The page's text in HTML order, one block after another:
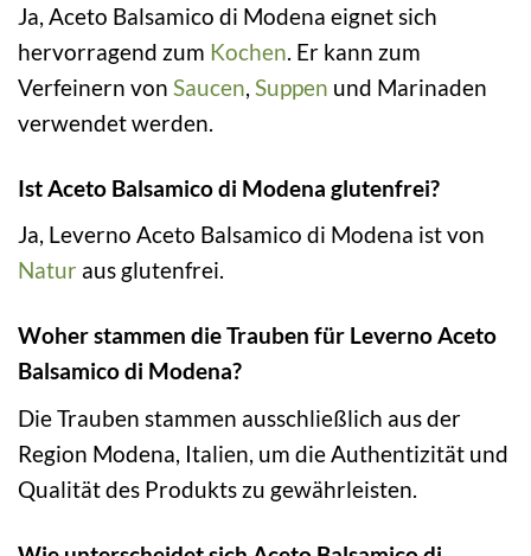
Ja, Aceto Balsamico di Modena eignet sich
hervorragend zum Kochen. Er kann zum
Verfeinern von Saucen, Suppen und Marinaden
verwendet werden.
Ist Aceto Balsamico di Modena glutenfrei?
Ja, Leverno Aceto Balsamico di Modena ist von
Natur aus glutenfrei.
Woher stammen die Trauben für Leverno Aceto
Balsamico di Modena?
Die Trauben stammen ausschließlich aus der
Region Modena, Italien, um die Authentizität und
Qualität des Produkts zu gewährleisten.